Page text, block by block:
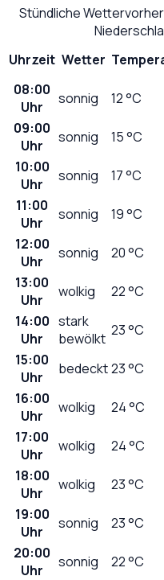
Stündliche
Uhrzeit Wetter
08:00
Uhr
sonnig 12°C
09:00
Uhr
sonnig 15°C
10:00
Uhr
sonnig 17°C
11:00
Uhr
sonnig 19°C
12:00
Uhr
sonnig 20°C
13:00
Uhr
wolkig 22°C
14:00
Uhr
stark
bewölkt 23°C
15:00
Uhr
bedeckt23°C
16:00
Uhr
wolkig 24°C
17:00
Uhr
wolkig 24°C
18:00
Uhr
wolkig 23°C
19:00
Uhr
sonnig 23°C
20:00
Uhr
sonnig 22°C